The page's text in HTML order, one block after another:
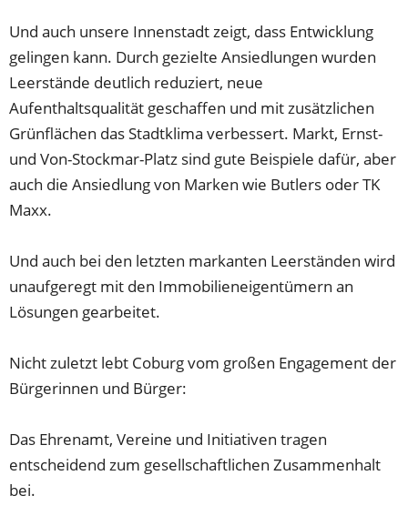
Und auch unsere Innenstadt zeigt, dass Entwicklung
gelingen kann. Durch gezielte Ansiedlungen wurden
Leerstände deutlich reduziert, neue
Aufenthaltsqualität geschaffen und mit zusätzlichen
Grünflächen das Stadtklima verbessert. Markt, Ernst-
und Von-Stockmar-Platz sind gute Beispiele dafür, aber
auch die Ansiedlung von Marken wie Butlers oder TK
Maxx.
Und auch bei den letzten markanten Leerständen wird
unaufgeregt mit den Immobilieneigentümern an
Lösungen gearbeitet.
Nicht zuletzt lebt Coburg vom großen Engagement der
Bürgerinnen und Bürger:
Das Ehrenamt, Vereine und Initiativen tragen
entscheidend zum gesellschaftlichen Zusammenhalt
bei.